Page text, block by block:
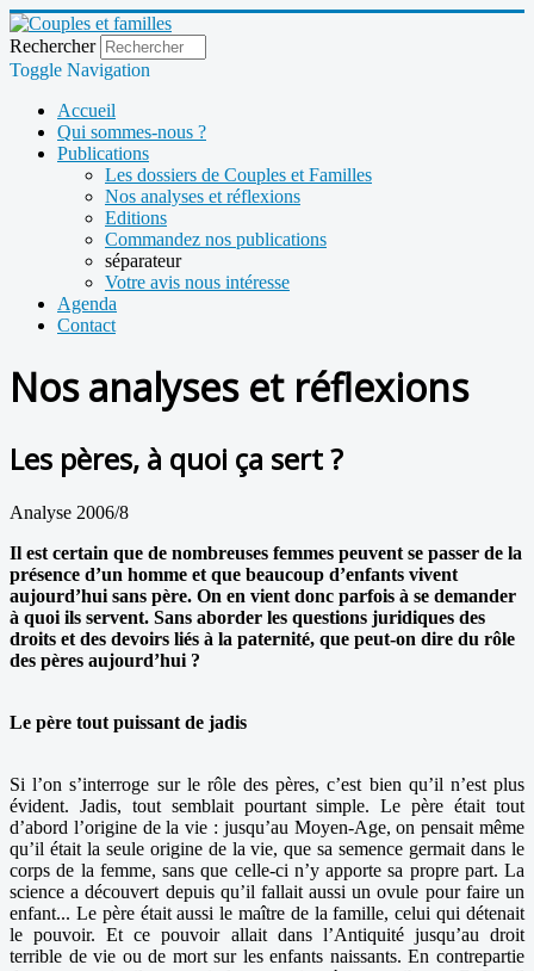
Rechercher
Toggle Navigation
Accueil
Qui sommes-nous ?
Publications
Les dossiers de Couples et Familles
Nos analyses et réflexions
Editions
Commandez nos publications
séparateur
Votre avis nous intéresse
Agenda
Contact
Nos analyses et réflexions
Les pères, à quoi ça sert ?
Analyse 2006/8
Il est certain que de nombreuses femmes peuvent se passer de la
présence d’un homme et que beaucoup d’enfants vivent
aujourd’hui sans père. On en vient donc parfois à se demander
à quoi ils servent. Sans aborder les questions juridiques des
droits et des devoirs liés à la paternité, que peut-on dire du rôle
des pères aujourd’hui ?
Le père tout puissant de jadis
Si l’on s’interroge sur le rôle des pères, c’est bien qu’il n’est plus
évident. Jadis, tout semblait pourtant simple. Le père était tout
d’abord l’origine de la vie : jusqu’au Moyen-Age, on pensait même
qu’il était la seule origine de la vie, que sa semence germait dans le
corps de la femme, sans que celle-ci n’y apporte sa propre part. La
science a découvert depuis qu’il fallait aussi un ovule pour faire un
enfant... Le père était aussi le maître de la famille, celui qui détenait
le pouvoir. Et ce pouvoir allait dans l’Antiquité jusqu’au droit
terrible de vie ou de mort sur les enfants naissants. En contrepartie